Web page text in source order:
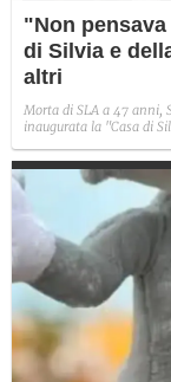
"Non
di Silvia e
altri
Morta di SLA a 47 anni,
inaugurata la "Casa di
guardare sempre